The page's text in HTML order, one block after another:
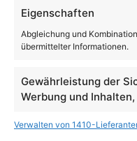
Eigenschaften
Abgleichung und
übermittelter Informationen.
Gewährleistung der
Werbung und
Verwalten von 1410-